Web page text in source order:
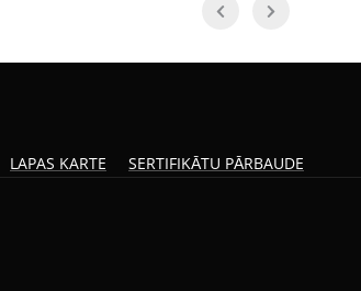
LAPAS KARTE SERTIFIKĀTU PĀRBAUDE